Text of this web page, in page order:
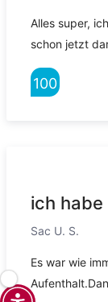
Alles super,
schon jetzt
100
ich
Sac U. S.
Es war wie